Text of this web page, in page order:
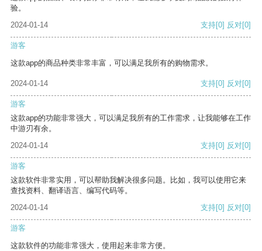
验。
2024-01-14
支持[0] 反对[0]
游客
这款app的商品种类非常丰富，可以满足我所有的购物需求。
2024-01-14 支持[0] 反对[0]
游客
这款app的功能非常强大，可以满足我所有的工作需求，让我能够在工作
中游刃有余。
2024-01-14
支持[0] 反对[0]
游客
这款软件非常实用，可以帮助我解决很多问题。比如，我可以使用它来
查找资料、翻译语言、编写代码等。
2024-01-14
支持[0] 反对[0]
游客
这款软件的功能非常强大，使用起来非常方便。